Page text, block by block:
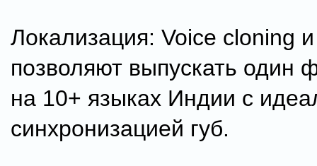
Локализация: Voice cloning
позволяют выпускать один
на 10+ языках Индии с
синхронизацией губ.